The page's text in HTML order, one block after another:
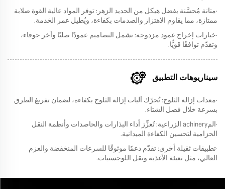
·متانة مُحسَّنة بفضل هيكل من الحديد الزهر: توفر المواد عالية القوة صلابة
ممتازة، مما يقاوم الاهتزاز والصدمات بكفاءة، ويُطيل عمر الخدمة.
·خيارات إخراج عمود مزدوجة: تشمل التصاميم عمودًا صلبًا وآخر جوفاء،
وتقدّم توافقًا قويًّا.
سيناريوهات التطبيق
·معدات إزالة الثلوج: تُحرّك آليات إزالة الثلوج بكفاءة، لضمان تفريغ الطرق
بسرعة خلال فصل الشتاء.
·المachinery الزراعية: تُعزِّز أداء البذارات والحاصدات وأنظمة النقل
الحزامية لتحسين الكفاءة الميدانية.
·تطبيقات ثقيلة أخرى: تقدّم دعمًا موثوقًا للسرعات المنخفضة والعزم
العالي، مثل تعبئة الأغذية ونقل اللوجستيات.